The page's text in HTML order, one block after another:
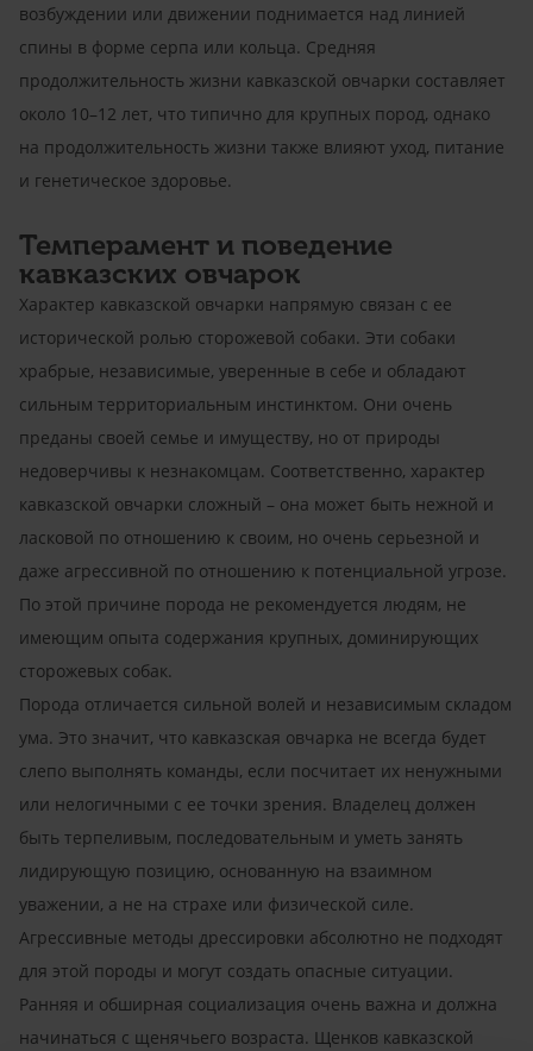
возбуждении или движении поднимается над линией
спины в форме серпа или кольца. Средняя
продолжительность жизни кавказской овчарки составляет
около 10–12 лет, что типично для крупных пород, однако
на продолжительность жизни также влияют уход, питание
и генетическое здоровье.
Темперамент и поведение
кавказских овчарок
Характер кавказской овчарки напрямую связан с ее
исторической ролью сторожевой собаки. Эти собаки
храбрые, независимые, уверенные в себе и обладают
сильным территориальным инстинктом. Они очень
преданы своей семье и имуществу, но от природы
недоверчивы к незнакомцам. Соответственно, характер
кавказской овчарки сложный – она может быть нежной и
ласковой по отношению к своим, но очень серьезной и
даже агрессивной по отношению к потенциальной угрозе.
По этой причине порода не рекомендуется людям, не
имеющим опыта содержания крупных, доминирующих
сторожевых собак.
Порода отличается сильной волей и независимым складом
ума. Это значит, что кавказская овчарка не всегда будет
слепо выполнять команды, если посчитает их ненужными
или нелогичными с ее точки зрения. Владелец должен
быть терпеливым, последовательным и уметь занять
лидирующую позицию, основанную на взаимном
уважении, а не на страхе или физической силе.
Агрессивные методы дрессировки абсолютно не подходят
для этой породы и могут создать опасные ситуации.
Ранняя и обширная социализация очень важна и должна
начинаться с щенячьего возраста. Щенков кавказской